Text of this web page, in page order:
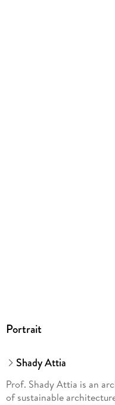
Portrait
Shady Attia
Prof. Shady Attia is an
of sustainable